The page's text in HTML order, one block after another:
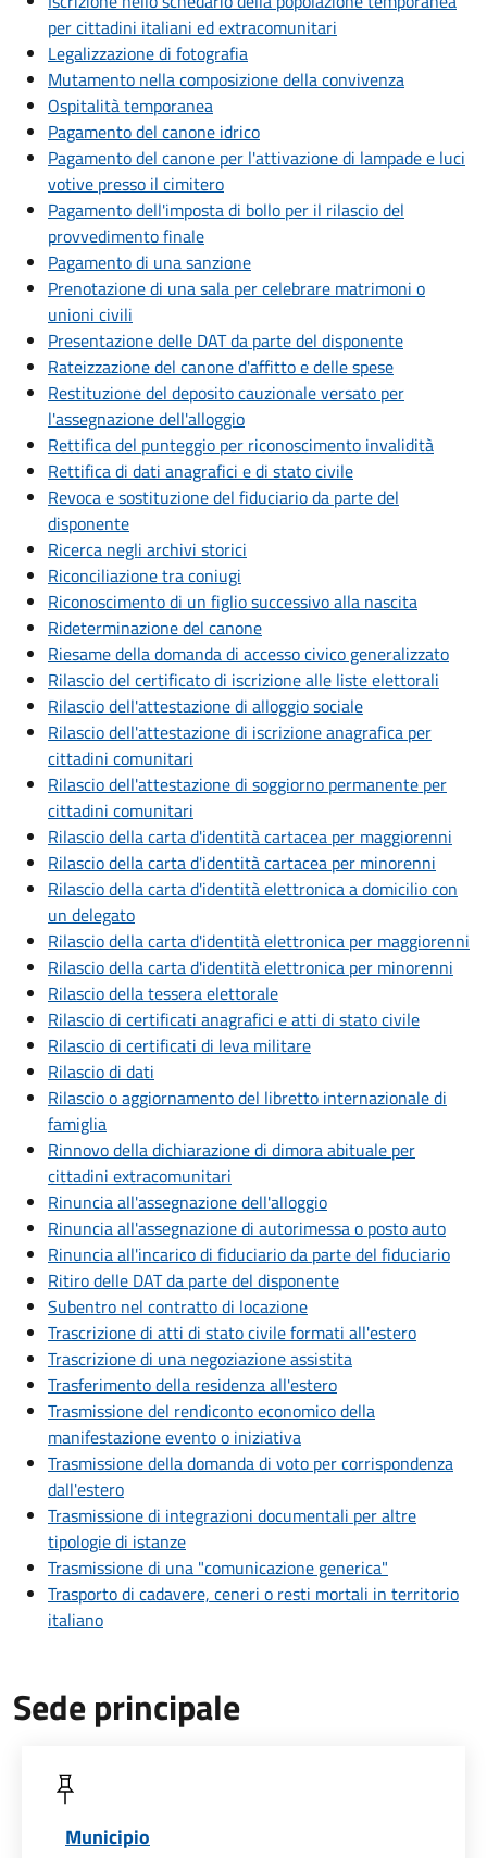
per cittadini italiani ed extracomunitari
Legalizzazione di fotografia
Mutamento nella composizione della convivenza
Ospitalità temporanea
Pagamento del canone idrico
Pagamento del canone per l'attivazione di lampade e luci
votive presso il cimitero
Pagamento dell'imposta di bollo per il rilascio del
provvedimento finale
Pagamento di una sanzione
Prenotazione di una sala per celebrare matrimoni o
unioni civili
Presentazione delle DAT da parte del disponente
Rateizzazione del canone d'affitto e delle spese
Restituzione del deposito cauzionale versato per
l'assegnazione dell'alloggio
Rettifica del punteggio per riconoscimento invalidità
Rettifica di dati anagrafici e di stato civile
Revoca e sostituzione del fiduciario da parte del
disponente
Ricerca negli archivi storici
Riconciliazione tra coniugi
Riconoscimento di un figlio successivo alla nascita
Rideterminazione del canone
Riesame della domanda di accesso civico generalizzato
Rilascio del certificato di iscrizione alle liste elettorali
Rilascio dell'attestazione di alloggio sociale
Rilascio dell'attestazione di iscrizione anagrafica per
cittadini comunitari
Rilascio dell'attestazione di soggiorno permanente per
cittadini comunitari
Rilascio della carta d'identità cartacea per maggiorenni
Rilascio della carta d'identità cartacea per minorenni
Rilascio della carta d'identità elettronica a domicilio con
un delegato
Rilascio della carta d'identità elettronica per maggiorenni
Rilascio della carta d'identità elettronica per minorenni
Rilascio della tessera elettorale
Rilascio di certificati anagrafici e atti di stato civile
Rilascio di certificati di leva militare
Rilascio di dati
Rilascio o aggiornamento del libretto internazionale di
famiglia
Rinnovo della dichiarazione di dimora abituale per
cittadini extracomunitari
Rinuncia all'assegnazione dell'alloggio
Rinuncia all'assegnazione di autorimessa o posto auto
Rinuncia all'incarico di fiduciario da parte del fiduciario
Ritiro delle DAT da parte del disponente
Subentro nel contratto di locazione
Trascrizione di atti di stato civile formati all'estero
Trascrizione di una negoziazione assistita
Trasferimento della residenza all'estero
Trasmissione del rendiconto economico della
manifestazione evento o iniziativa
Trasmissione della domanda di voto per corrispondenza
dall'estero
Trasmissione di integrazioni documentali per altre
tipologie di istanze
Trasmissione di una "comunicazione generica"
Trasporto di cadavere, ceneri o resti mortali in territorio
italiano
Sede principale
Municipio